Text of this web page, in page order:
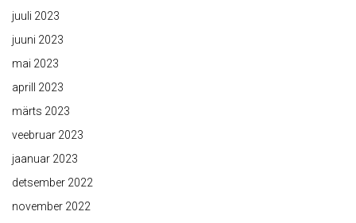
juuli 2023
juuni 2023
mai 2023
aprill 2023
märts 2023
veebruar 2023
jaanuar 2023
detsember 2022
november 2022